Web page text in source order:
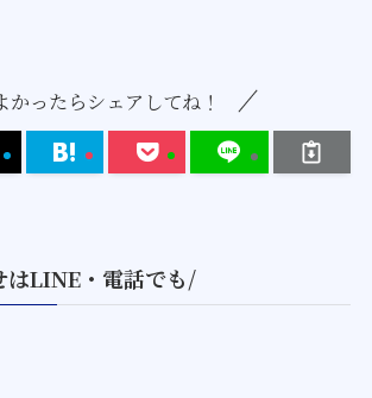
かったらシェアしてね！
はLINE・電話でも/